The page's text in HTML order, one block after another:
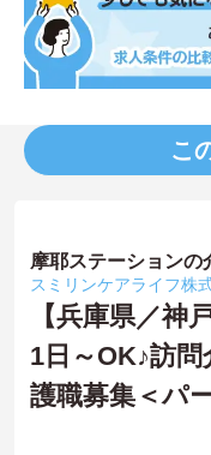
こ
摩耶ステーションの
スミリンケアライフ株
【兵庫県／
1日～OK♪訪
護職募集＜パ